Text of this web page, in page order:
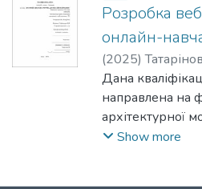
Розробка
онлайн-
(2025)
Вячеслав
Дана
направлена на
архітектурної
веб-платформи
Show more